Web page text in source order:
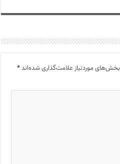
بخش‌های موردنیاز علامت‌گذاری شده‌اند*